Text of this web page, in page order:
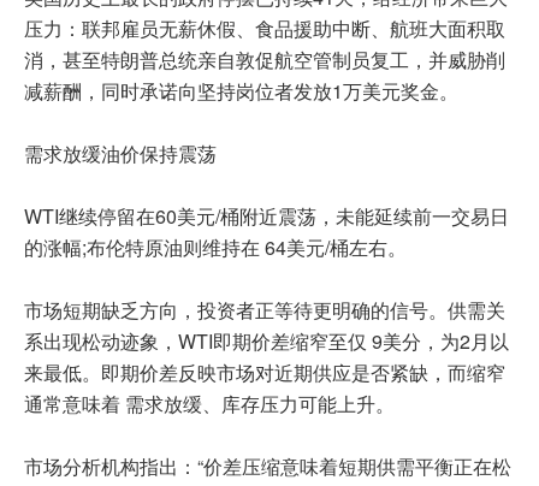
压力：联邦雇员无薪休假、食品援助中断、航班大面积取
消，甚至特朗普总统亲自敦促航空管制员复工，并威胁削
减薪酬，同时承诺向坚持岗位者发放1万美元奖金。
需求放缓油价保持震荡
WTI继续停留在60美元/桶附近震荡，未能延续前一交易日
的涨幅;布伦特原油则维持在 64美元/桶左右。
市场短期缺乏方向，投资者正等待更明确的信号。供需关
系出现松动迹象，WTI即期价差缩窄至仅 9美分，为2月以
来最低。即期价差反映市场对近期供应是否紧缺，而缩窄
通常意味着 需求放缓、库存压力可能上升。
市场分析机构指出：“价差压缩意味着短期供需平衡正在松